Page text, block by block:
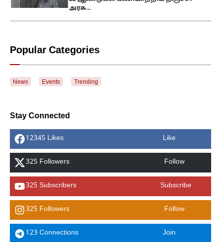
அரசு…
Popular Categories
News Events Trending
Stay Connected
12345 Likes Like
325 Followers Follow
325 Subscribers Subscribe
325 Followers Follow
123 Connections Join